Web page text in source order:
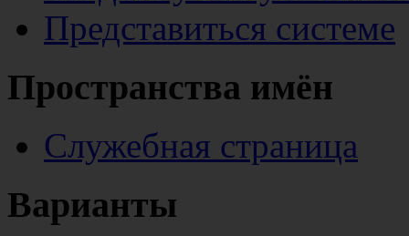
Представиться системе
Пространства имён
Служебная страница
Варианты